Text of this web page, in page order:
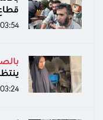
03:54 م
03:24 م